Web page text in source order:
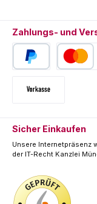
Zahlungs- und
Sicher Einkaufen
Unsere Internetpräsenz
der IT-Recht Kanzlei